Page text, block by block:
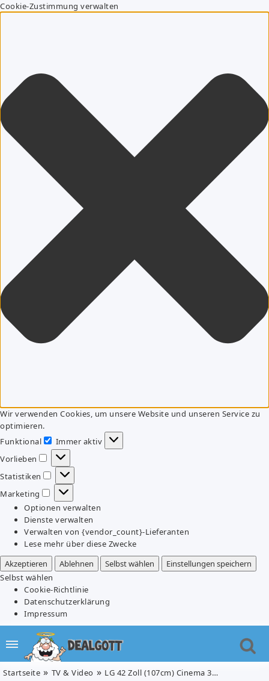
Cookie-Zustimmung verwalten
Wir verwenden Cookies, um unsere Website und unseren Service zu
optimieren.
Funktional
Funktional
Immer aktiv
Vorlieben
Vorlieben
Statistiken
Statistiken
Marketing
Marketing
Optionen verwalten
Dienste verwalten
Verwalten von {vendor_count}-Lieferanten
Lese mehr über diese Zwecke
Akzeptieren
Ablehnen Selbst wählen
Einstellungen speichern
Selbst wählen
Cookie-Richtlinie
Datenschutzerklärung
Impressum
Startseite TV & Video LG 42 Zoll (107cm) Cinema 3D LED-Backlight-Fernseher „42LM3400“ (Full-HD, MCI 100hz, DVB/-T/-C, USB, EEK A+) für €399.-